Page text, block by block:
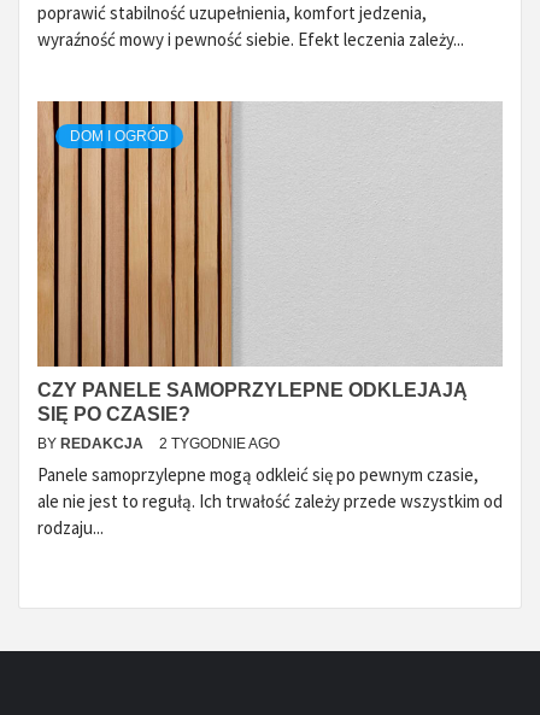
poprawić stabilność uzupełnienia, komfort jedzenia,
wyraźność mowy i pewność siebie. Efekt leczenia zależy...
DOM I OGRÓD
CZY PANELE SAMOPRZYLEPNE ODKLEJAJĄ
SIĘ PO CZASIE?
BY REDAKCJA 2 TYGODNIE AGO
Panele samoprzylepne mogą odkleić się po pewnym czasie,
ale nie jest to regułą. Ich trwałość zależy przede wszystkim od
rodzaju...